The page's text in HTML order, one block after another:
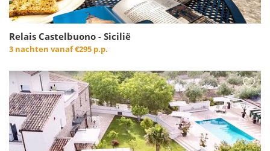
Relais Castelbuono - Sicilië
3 nachten vanaf€295 p.p.